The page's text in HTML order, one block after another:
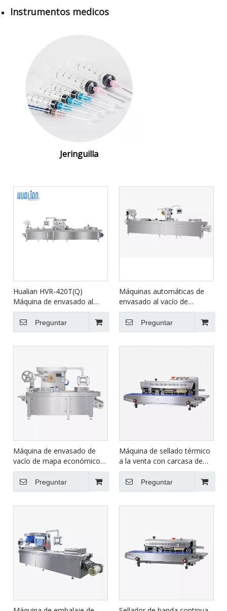
Instrumentos medicos
Jeringuilla
Hualian HVR-420T(Q)
Máquina de envasado al
vacío termoformado MAP
de película rígida para
salmón, mariscos, comidas
Preguntar
Máquinas automáticas de
envasado al vacío de
termoformado de mapas de
alto rendimiento Hualian
HVR-420A-U para envasado
Preguntar
Máquina de envasado de
vacío de mapa económico
compacto automático para
alimentos HVR-320A (Q)
Preguntar
Máquina de sellado térmico
a la venta con carcasa de
acero inoxidable FRBM-810I
Preguntar